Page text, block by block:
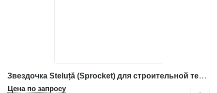
Звездочка Steluță (Sprocket) для строительной техники Volvo ECR 28
Цена по запросу